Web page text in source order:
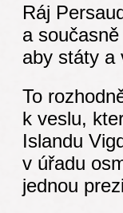
Ráj
a
aby státy a
To
k veslu,
Islandu
v úřadu
jednou